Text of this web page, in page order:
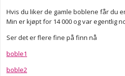
Hvis du liker de gamle boblene får du
Min er kjøpt for 14 000 og var egentlig
Ser det er flere fine på finn nå
boble1
boble2